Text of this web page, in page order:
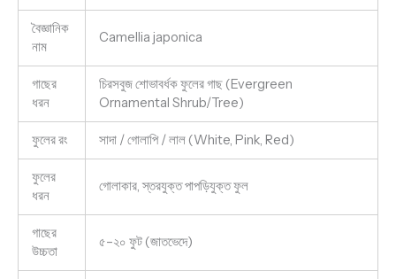
বৈজ্ঞানিক
নাম
Camellia japonica
গাছের
ধরন
চিরসবুজ শোভাবর্ধক ফুলের গাছ (Evergreen
Ornamental Shrub/Tree)
ফুলের রং সাদা / গোলাপি / লাল (White, Pink, Red)
ফুলের
ধরন
গোলাকার, স্তরযুক্ত পাপড়িযুক্ত ফুল
গাছের
উচ্চতা
৫–২০ ফুট (জাতভেদে)